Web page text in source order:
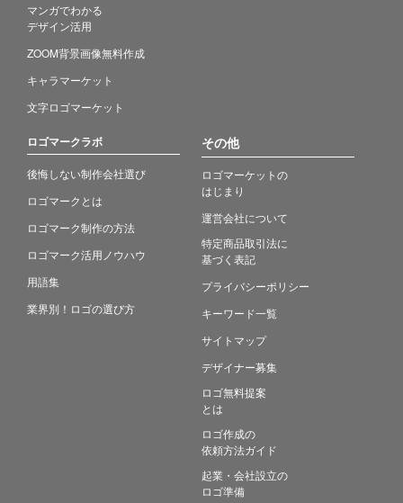
マンガでわかる
デザイン活用
ZOOM背景画像無料作成
キャラマーケット
文字ロゴマーケット
ロゴマークラボ
後悔しない制作会社選び
ロゴマークとは
ロゴマーク制作の方法
ロゴマーク活用ノウハウ
用語集
業界別！ロゴの選び方
その他
ロゴマーケットの
はじまり
運営会社について
特定商品取引法に
基づく表記
プライバシーポリシー
キーワード一覧
サイトマップ
デザイナー募集
ロゴ無料提案
とは
ロゴ作成の
依頼方法ガイド
起業・会社設立の
ロゴ準備